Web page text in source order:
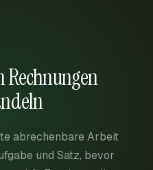
abrechenbare Arbeit
und Satz, bevor